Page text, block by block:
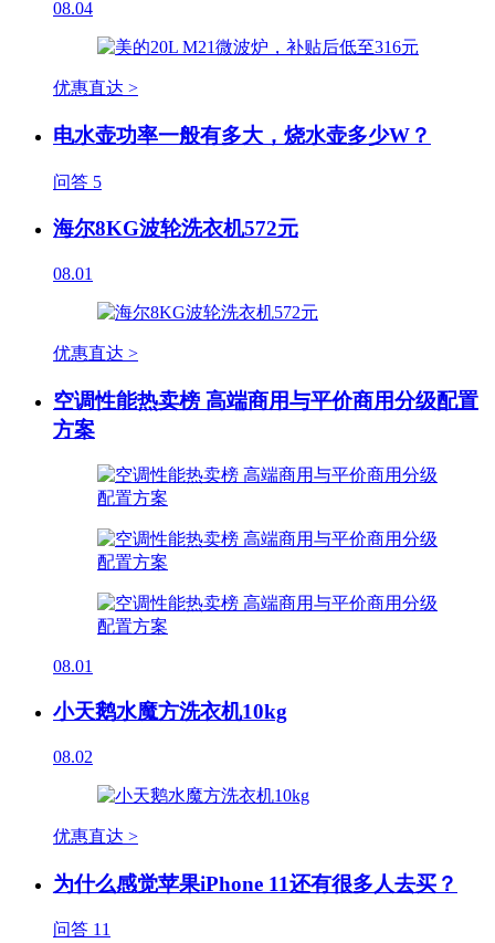
08.04
优惠直达 >
电水壶功率一般有多大，烧水壶多少W？
问答 5
海尔8KG波轮洗衣机572元
08.01
优惠直达 >
空调性能热卖榜 高端商用与平价商用分级配置
方案
08.01
小天鹅水魔方洗衣机10kg
08.02
优惠直达 >
为什么感觉苹果iPhone 11还有很多人去买？
问答 11